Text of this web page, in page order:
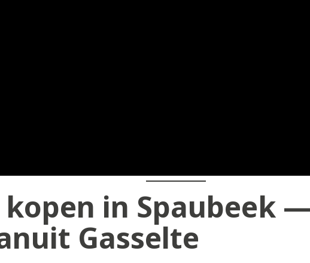
kopen in Spaubeek
Gasselte